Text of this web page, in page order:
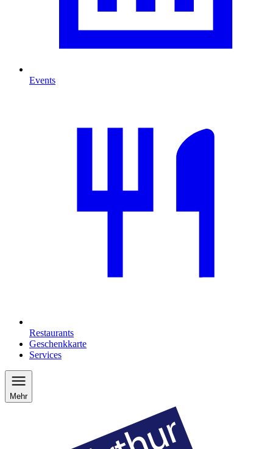
Events
Restaurants
Geschenkkarte
Services
Mehr